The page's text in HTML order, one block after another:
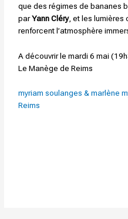
que des régimes de bananes
parYann Cléry, et les
renforcent l’atmosphère
A découvrir le mardi 6 mai
Le Manège de Reims
myriam soulanges & marlène
Reims